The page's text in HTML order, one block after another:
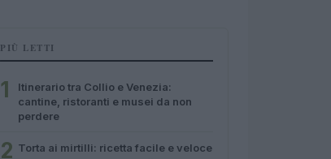
PIÙ LETTI
1
Itinerario tra Collio e Venezia:
cantine, ristoranti e musei da non
perdere
2 Torta ai mirtilli: ricetta facile e veloce